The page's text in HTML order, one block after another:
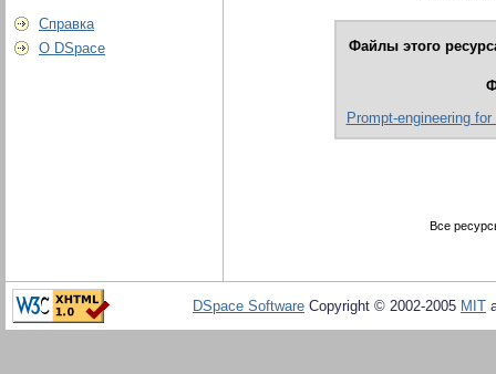
Справка
О DSpace
Файлы этого
Prompt-engineering
Все
DSpace Software Copyright © 2002-2005 MIT